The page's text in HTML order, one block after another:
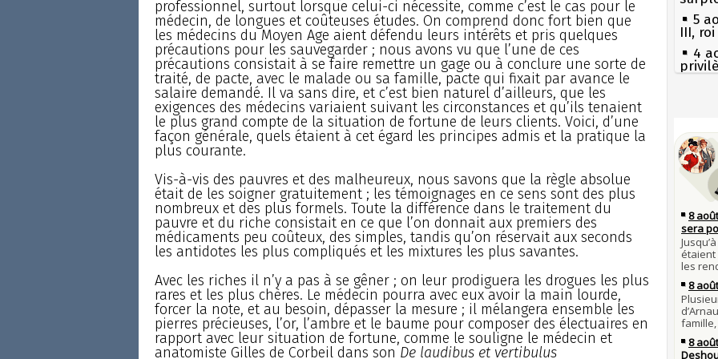
professionnel, surtout lorsque celui-ci nécessite, comme c’est le cas pour le
médecin, de longues et coûteuses études. On comprend donc fort bien que
les médecins du Moyen Age aient défendu leurs intérêts et pris quelques
précautions pour les sauvegarder ; nous avons vu que l’une de ces
précautions consistait à se faire remettre un gage ou à conclure une sorte de
traité, de pacte, avec le malade ou sa famille, pacte qui fixait par avance le
salaire demandé. Il va sans dire, et c’est bien naturel d’ailleurs, que les
exigences des médecins variaient suivant les circonstances et qu’ils tenaient
le plus grand compte de la situation de fortune de leurs clients. Voici, d’une
façon générale, quels étaient à cet égard les principes admis et la pratique la
plus courante.
Vis-à-vis des pauvres et des malheureux, nous savons que la règle absolue
était de les soigner gratuitement ; les témoignages en ce sens sont des plus
nombreux et des plus formels. Toute la différence dans le traitement du
pauvre et du riche consistait en ce que l’on donnait aux premiers des
médicaments peu coûteux, des simples, tandis qu’on réservait aux seconds
les antidotes les plus compliqués et les mixtures les plus savantes.
Avec les riches il n’y a pas à se gêner ; on leur prodiguera les drogues les plus
rares et les plus chères. Le médecin pourra avec eux avoir la main lourde,
forcer la note, et au besoin, dépasser la mesure ; il mélangera ensemble les
pierres précieuses, l’or, l’ambre et le baume pour composer des électuaires en
rapport avec leur situation de fortune, comme le souligne le médecin et
anatomiste Gilles de Corbeil dans son De laudibus et vertibulus
5
III,
4
2
31
les
en
30
29
27
mort
son